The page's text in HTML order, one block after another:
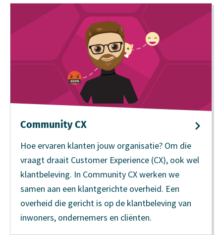
Community CX
Hoe ervaren klanten jouw organisatie? Om die
vraagt draait Customer Experience (CX), ook wel
klantbeleving. In Community CX werken we
samen aan een klantgerichte overheid. Een
overheid die gericht is op de klantbeleving van
inwoners, ondernemers en cliënten.